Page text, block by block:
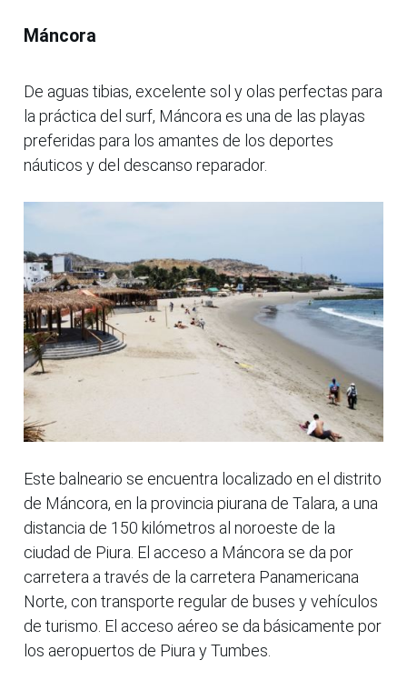
Máncora
De aguas tibias, excelente sol y olas perfectas para
la práctica del surf, Máncora es una de las playas
preferidas para los amantes de los deportes
náuticos y del descanso reparador.
Este balneario se encuentra localizado en el distrito
de Máncora, en la provincia piurana de Talara, a una
distancia de 150 kilómetros al noroeste de la
ciudad de Piura. El acceso a Máncora se da por
carretera a través de la carretera Panamericana
Norte, con transporte regular de buses y vehículos
de turismo. El acceso aéreo se da básicamente por
los aeropuertos de Piura y Tumbes.